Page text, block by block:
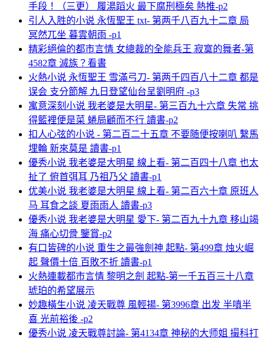
手段！（三更） 履湯蹈火 最下腐刑極矣 熱推-p2
引人入胜的小说 永恆聖王 txt- 第两千八百九十二章 局
冥然兀坐 暮雲朝雨 -p1
精彩絕倫的都市言情 女總裁的全能兵王 寂寞的舞者-第
4582章 滅族？看書
火熱小说 永恆聖王 雪滿弓刀- 第两千四百八十二章 都是
误会 支分節解 九日登望仙台呈劉明府 -p3
寓意深刻小说 我老婆是大明星- 第三百九十六章 失常 挑
得籃裡便是菜 蜷局顧而不行 讀書-p2
扣人心弦的小说 - 第二百二十五章 不要随便按喇叭 繫馬
埋輪 新來莫是 讀書-p1
優秀小说 我老婆是大明星 線上看- 第二百四十八章 也太
扯了 俯首弭耳 乃祖乃父 讀書-p1
优美小说 我老婆是大明星 線上看- 第二百六十章 原班人
马 耳食之談 夏雨雨人 讀書-p3
優秀小说 我老婆是大明星 愛下- 第二百九十九章 移山竭
海 痛心切骨 鑒賞-p2
有口皆碑的小说 重生之最強劍神 起點- 第499章 烛火崛
起 聲價十倍 百敗不折 讀書-p1
火熱連載都市言情 黎明之劍 起點-第一千五百三十八章
琥珀的希望展示
妙趣橫生小说 凌天戰尊 風輕揚- 第3996章 出发 半嗔半
喜 光前裕後 -p2
優秀小说 凌天戰尊討論- 第4134章 神秘的大师姐 撮科打